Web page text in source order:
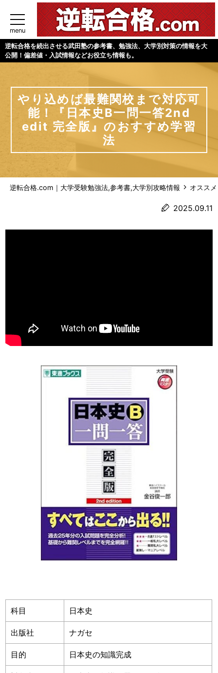
menu
逆転合格を続出させる武田塾の参考書、勉強法、大学別対策の情報を大
公開！偏差値・入試情報などお役立ち情報も。
やり込めば最難関校まで対応可
能！『日本史B一問一答2nd
edit 完全版』のおすすめ学習
法
逆転合格.com｜大学受験勉強法,参考書,大学別攻略情報 オスス
2025.09.11
科目 日本史
出版社 ナガセ
目的 日本史の知識完成